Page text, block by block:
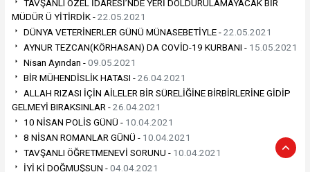
TAVŞANLI ÖZEL İDARESİ’NDE YERİ DOLDURULAMAYACAK BİR
MÜDÜR Ü YİTİRDİK -22.05.2021
DÜNYA VETERİNERLER GÜNÜ MÜNASEBETİYLE -22.05.2021
AYNUR TEZCAN(KÖRHASAN) DA COVİD-19 KURBANI - 15.05.2021
Nisan Ayından -09.05.2021
BİR MÜHENDİSLİK HATASI -26.04.2021
ALLAH RIZASI İÇİN AİLELER BİR SÜRELİĞİNE BİRBİRLERİNE GİDİP
GELMEYİ BIRAKSINLAR -26.04.2021
10 NİSAN POLİS GÜNÜ - 10.04.2021
8 NİSAN ROMANLAR GÜNÜ - 10.04.2021
TAVŞANLI ÖĞRETMENEVİ SORUNU - 10.04.2021
İYİ Kİ DOĞMUŞSUN -04.04.2021